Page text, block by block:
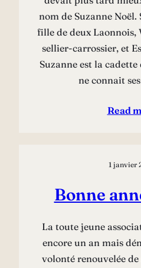
nom de Suzanne Noël.
fille de deux Laonnois,
sellier-carrossier, et
Suzanne est la cadette
ne connait
Read
1 janvier
Bonne
La toute jeune
encore un an mais
volonté renouvelée